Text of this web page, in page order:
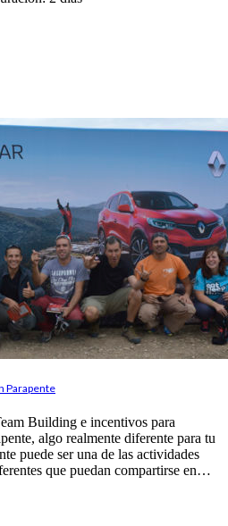
Parapente
Building e incentivos para
algo realmente diferente para tu
puede ser una de las actividades
que puedan compartirse en…